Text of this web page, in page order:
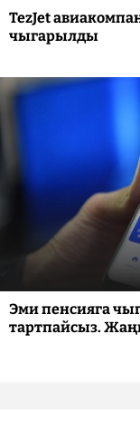
TezJet
чыгарылды
Эми пенсияга
тартпайсыз.